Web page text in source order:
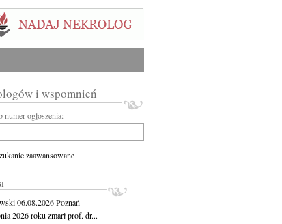
i wspomnień
ogłoszenia:
zaawansowane
06.08.2026Poznań
2026 roku zmarł prof. dr...